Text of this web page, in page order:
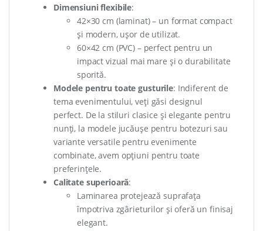
Dimensiuni flexibile:
42×30 cm (laminat) – un format compact
și modern, ușor de utilizat.
60×42 cm (PVC) – perfect pentru un
impact vizual mai mare și o durabilitate
sporită.
Modele pentru toate gusturile: Indiferent de
tema evenimentului, veți găsi designul
perfect. De la stiluri clasice și elegante pentru
nunți, la modele jucăușe pentru botezuri sau
variante versatile pentru evenimente
combinate, avem opțiuni pentru toate
preferințele.
Calitate superioară:
Laminarea protejează suprafața
împotriva zgârieturilor și oferă un finisaj
elegant.